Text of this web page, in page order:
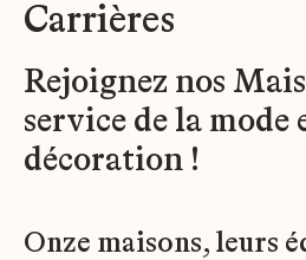
Carrières
Rejoignez nos
service de la mode
décoration !
Onze maisons, leurs